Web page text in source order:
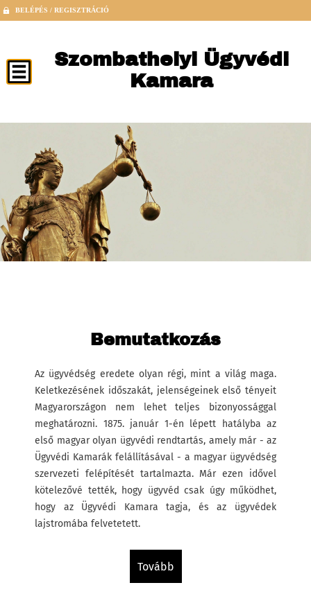
BELÉPÉS / REGISZTRÁCIÓ
Szombathelyi Ügyvédi
Kamara
Bemutatkozás
Az ügyvédség eredete olyan régi, mint a világ maga.
Keletkezésének időszakát, jelenségeinek első tényeit
Magyarországon nem lehet teljes bizonyossággal
meghatározni. 1875. január 1-én lépett hatályba az
első magyar olyan ügyvédi rendtartás, amely már - az
Ügyvédi Kamarák felállításával - a magyar ügyvédség
szervezeti felépítését tartalmazta. Már ezen idővel
kötelezővé tették, hogy ügyvéd csak úgy működhet,
hogy az Ügyvédi Kamara tagja, és az ügyvédek
lajstromába felvetetett.
tovább